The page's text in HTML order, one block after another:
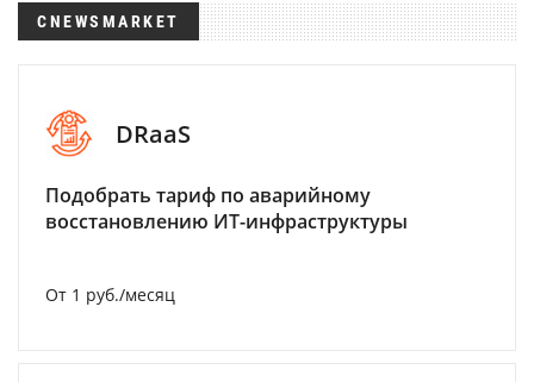
CNEWSMARKET
DRaaS
Подобрать тариф по аварийному
восстановлению ИТ-инфраструктуры
От 1 руб./месяц